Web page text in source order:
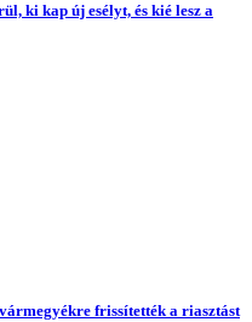
ki kap új esélyt, és kié lesz a
frissítették a riasztást